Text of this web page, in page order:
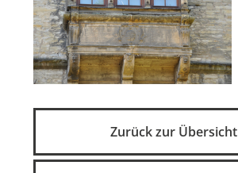
Zurück zur Übersicht